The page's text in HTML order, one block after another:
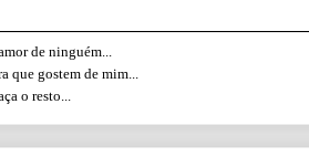
de ninguém...
que gostem de mim...
o resto...